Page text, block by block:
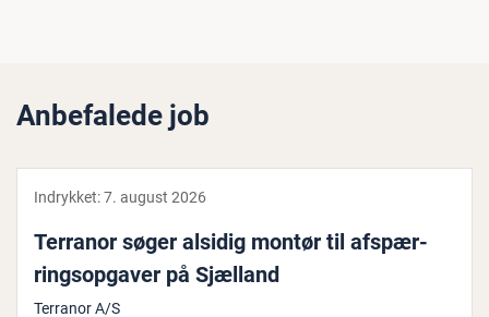
Anbefalede job
Indrykket:7. august 2026
Terranor søger alsidig montør til af­spær­
rings­op­ga­ver på Sjælland
Terranor A/S